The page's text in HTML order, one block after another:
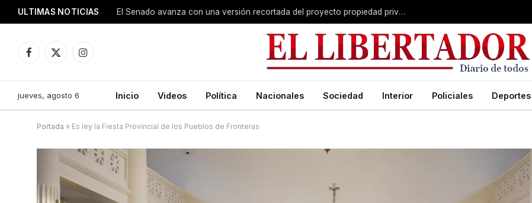
ULTIMAS NOTICIAS El Senado avanza con una versión recortada del proyecto propiedad privada: desalojo exprés, plazos y menos capítulos
Facebook
X
Instagram
jueves, agosto 6 Inicio Videos Política Nacionales Sociedad Interior Policiales Deportes
Portada » Es ley la Fiesta Provincial de los Pueblos de Fronteras